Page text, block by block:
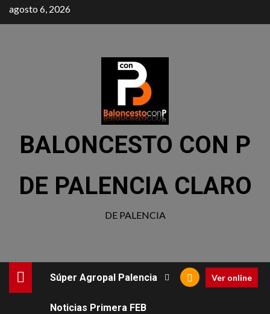
agosto 6, 2026
BALONCESTO CON P
DE PALENCIA CLARO
DE PALENCIA
Súper Agropal Palencia
Noticias Primera FEB
Ver online